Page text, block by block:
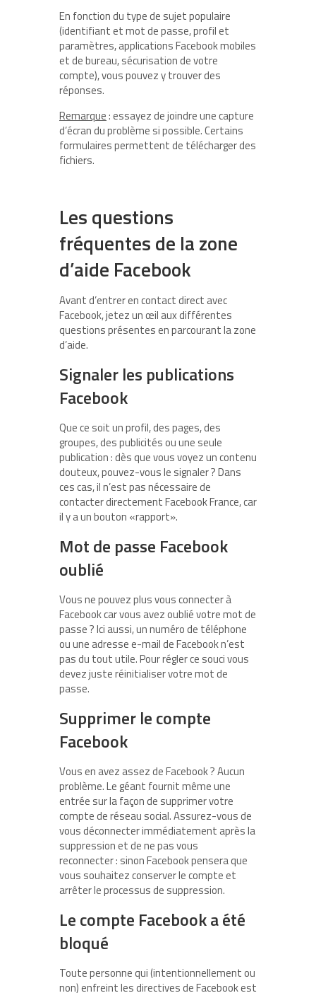
En fonction du type de sujet populaire
(identifiant et mot de passe, profil et
paramètres, applications Facebook mobiles
et de bureau, sécurisation de votre
compte), vous pouvez y trouver des
réponses.
Remarque: essayez de joindre une capture
d’écran du problème si possible. Certains
formulaires permettent de télécharger des
fichiers.
Les questions
fréquentes de la zone
d’aide Facebook
Avant d’entrer en contact direct avec
Facebook, jetez un œil aux différentes
questions présentes en parcourant la zone
d’aide.
Signaler les publications
Facebook
Que ce soit un profil, des pages, des
groupes, des publicités ou une seule
publication : dès que vous voyez un contenu
douteux, pouvez-vous le signaler ? Dans
ces cas, il n’est pas nécessaire de
contacter directement Facebook France, car
il y a un bouton «rapport».
Mot de passe Facebook
oublié
Vous ne pouvez plus vous connecter à
Facebook car vous avez oublié votre mot de
passe ? Ici aussi, un numéro de téléphone
ou une adresse e-mail de Facebook n’est
pas du tout utile. Pour régler ce souci vous
devez juste réinitialiser votre mot de
passe.
Supprimer le compte
Facebook
Vous en avez assez de Facebook ? Aucun
problème. Le géant fournit même une
entrée sur la façon de supprimer votre
compte de réseau social. Assurez-vous de
vous déconnecter immédiatement après la
suppression et de ne pas vous
reconnecter : sinon Facebook pensera que
vous souhaitez conserver le compte et
arrêter le processus de suppression.
Le compte Facebook a été
bloqué
Toute personne qui (intentionnellement ou
non) enfreint les directives de Facebook est